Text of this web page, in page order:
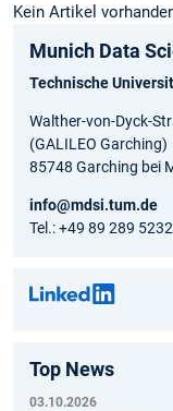
Kein Artikel
Munich Data
Technische
Walther-von-Dyck-
(GALILEO Garching)
85748 Garching bei
info@mdsi.tum.de
Tel.: +49 89 289
Top News
03.10.2026